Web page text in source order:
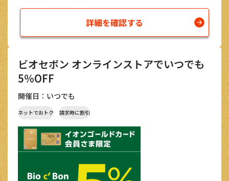
詳細を確認する
ビオセボン オンラインストアでいつでも
5％OFF
開催日：いつでも
ネットでおトク 請求時に割引